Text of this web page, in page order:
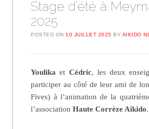
Stage d’été à
2025
POSTED ON10 JUILLET 2025 BY AIKIDO
Youlika et Cédric, les deux
participer au côté de leur ami de
Fives) à l’animation de la
l’associationHaute Corrèze Aïkido.